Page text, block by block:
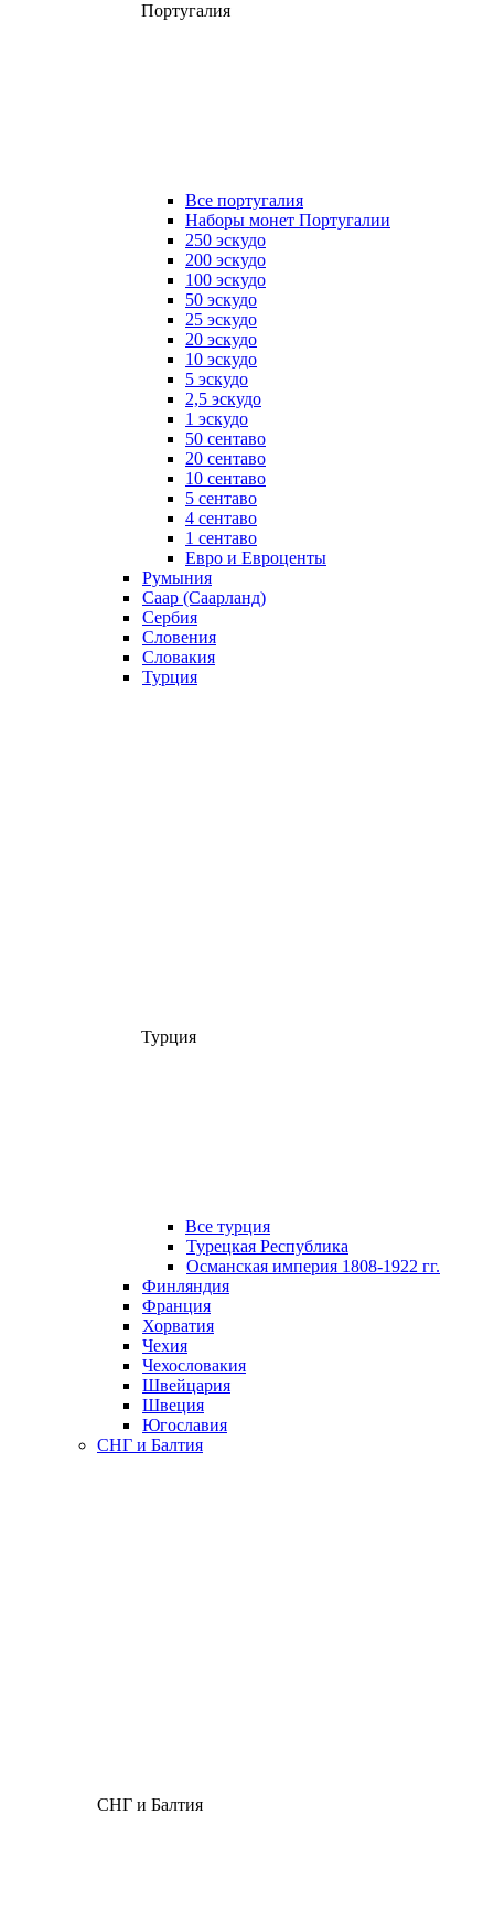
Португалия
Все португалия
Наборы монет Португалии
250 эскудо
200 эскудо
100 эскудо
50 эскудо
25 эскудо
20 эскудо
10 эскудо
5 эскудо
2,5 эскудо
1 эскудо
50 сентаво
20 сентаво
10 сентаво
5 сентаво
4 сентаво
1 сентаво
Евро и Евроценты
Румыния
Саар (Саарланд)
Сербия
Словения
Словакия
Турция
Турция
Все турция
Турецкая Республика
Османская империя 1808-1922 гг.
Финляндия
Франция
Хорватия
Чехия
Чехословакия
Швейцария
Швеция
Югославия
СНГ и Балтия
СНГ и Балтия